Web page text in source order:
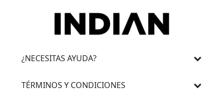
¿NECESITAS AYUDA?
TÉRMINOS Y CONDICIONES